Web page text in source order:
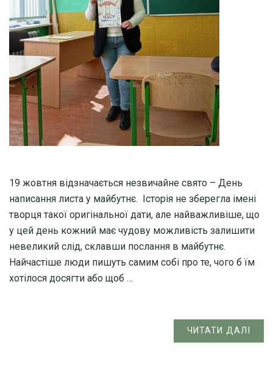
19 жовтня відзначається незвичайне свято – День
написання листа у майбутнє. Історія не зберегла імені
творця такої оригінальної дати, але найважливіше, що
у цей день кожний має чудову можливість залишити
невеликий слід, склавши послання в майбутнє.
Найчастіше люди пишуть самим собі про те, чого б їм
хотілося досягти або щоб …
ЧИТАТИ ДАЛІ